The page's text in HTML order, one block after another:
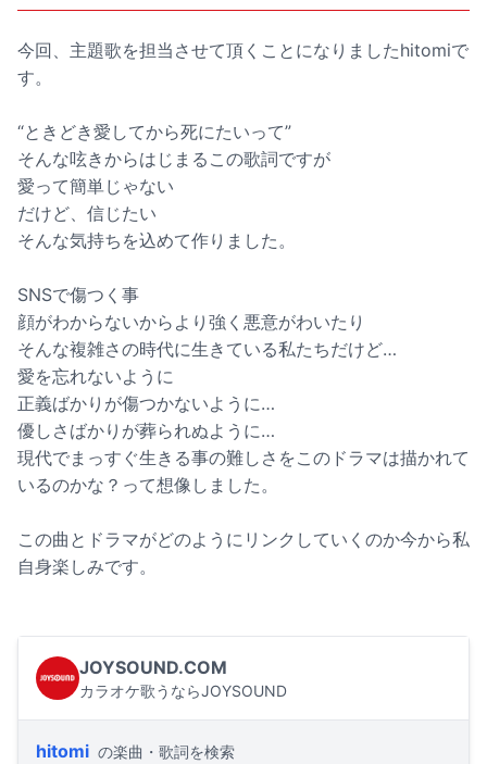
今回、主題歌を担当させて頂くことになりましたhitomiで
す。
“ときどき愛してから死にたいって”
そんな呟きからはじまるこの歌詞ですが
愛って簡単じゃない
だけど、信じたい
そんな気持ちを込めて作りました。
SNSで傷つく事
顔がわからないからより強く悪意がわいたり
そんな複雑さの時代に生きている私たちだけど…
愛を忘れないように
正義ばかりが傷つかないように…
優しさばかりが葬られぬように…
現代でまっすぐ生きる事の難しさをこのドラマは描かれて
いるのかな？って想像しました。
この曲とドラマがどのようにリンクしていくのか今から私
自身楽しみです。
JOYSOUND.COM
カラオケ歌うならJOYSOUND
hitomi の楽曲・歌詞を検索